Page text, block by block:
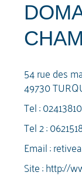
54 rue des
49730
Tel :
Tel 2 :
Email :
Site :http://